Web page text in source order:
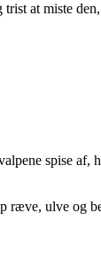
at miste
spise af,
ræve, ulve og